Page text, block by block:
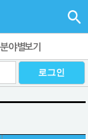
분야별보기